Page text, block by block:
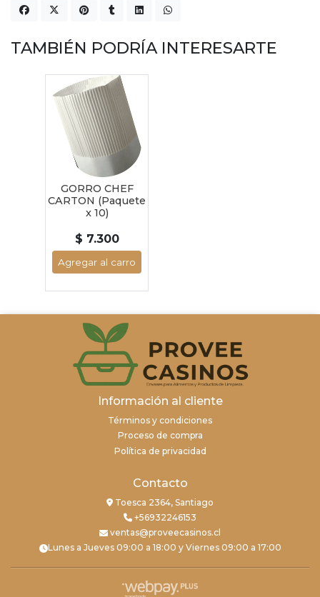
TAMBIÉN PODRÍA INTERESARTE
GORRO CHEF
CARTON (Paquete
x 10)
$ 7.300
Agregar al carro
Información al cliente
Términos y condiciones
Proceso de compra
Política de privacidad
Contacto
Toesca 2364, Santiago
+56932246153
ventas@proveecasinos.cl
Lunes a Jueves 09:00 a 18:00 y Viernes 09:00 a 17:00